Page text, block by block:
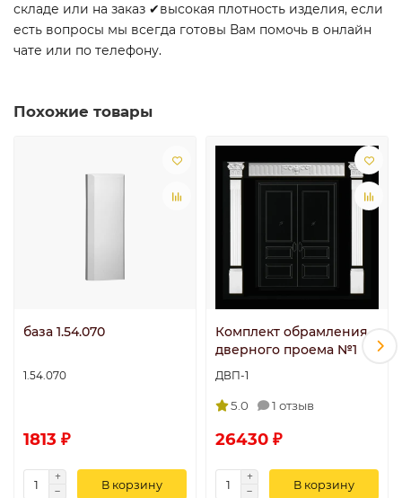
складе или на заказ ✔высокая плотность изделия, если
есть вопросы мы всегда готовы Вам помочь в онлайн
чате или по телефону.
Похожие товары
база 1.54.070
1.54.070
1813 ₽
В корзину
Комплект обрамления
дверного проема №1
ДВП-1
5.0 1 отзыв
26430 ₽
В корзину